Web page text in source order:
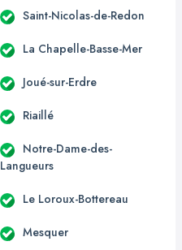
Saint-Nicolas-de-Redon
La Chapelle-Basse-Mer
Joué-sur-Erdre
Riaillé
Notre-Dame-des-
Langueurs
Le Loroux-Bottereau
Mesquer